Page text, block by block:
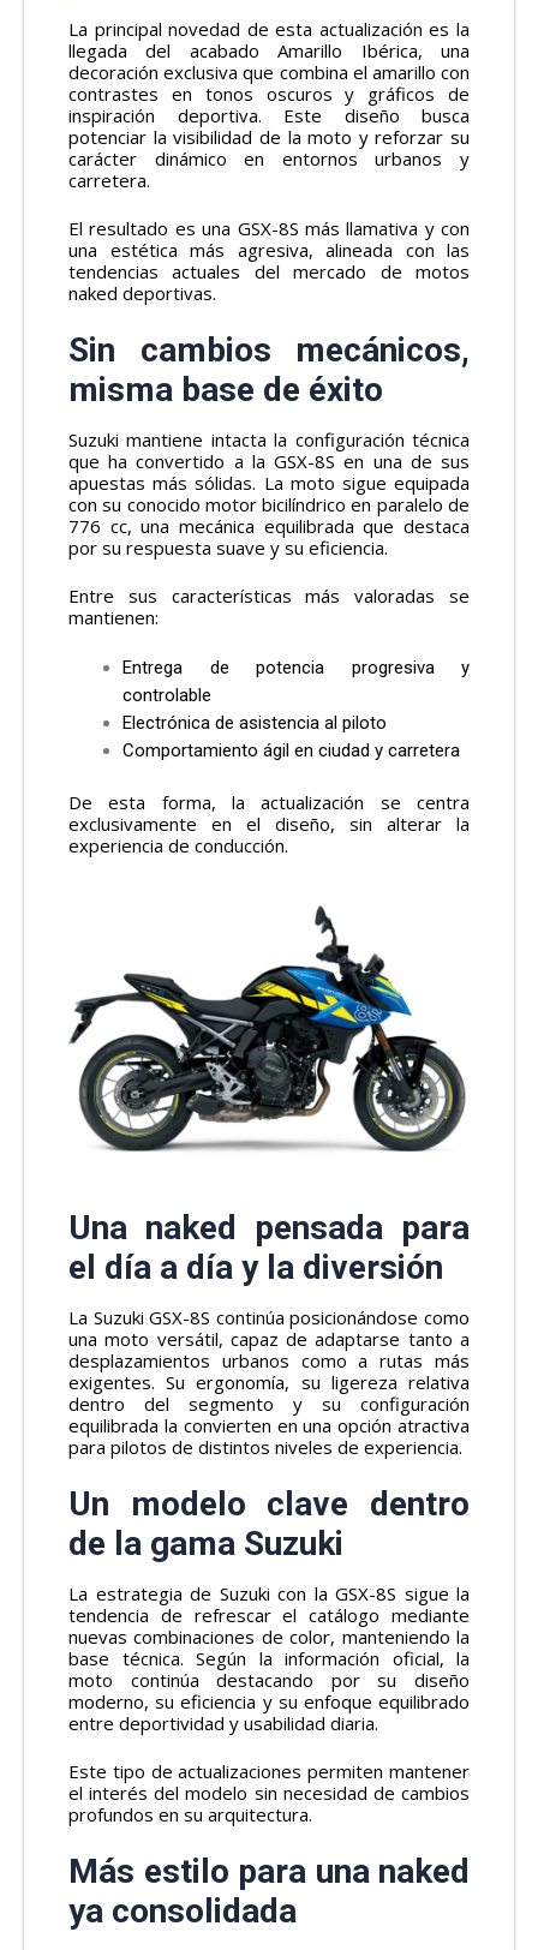
La principal novedad de esta actualización es la
llegada del acabado Amarillo Ibérica, una
decoración exclusiva que combina el amarillo con
contrastes en tonos oscuros y gráficos de
inspiración deportiva. Este diseño busca
potenciar la visibilidad de la moto y reforzar su
carácter dinámico en entornos urbanos y
carretera.
El resultado es una GSX-8S más llamativa y con
una estética más agresiva, alineada con las
tendencias actuales del mercado de motos
naked deportivas.
Sin cambios mecánicos,
misma base de éxito
Suzuki mantiene intacta la configuración técnica
que ha convertido a la GSX-8S en una de sus
apuestas más sólidas. La moto sigue equipada
con su conocido motor bicilíndrico en paralelo de
776 cc, una mecánica equilibrada que destaca
por su respuesta suave y su eficiencia.
Entre sus características más valoradas se
mantienen:
Entrega de potencia progresiva y
controlable
Electrónica de asistencia al piloto
Comportamiento ágil en ciudad y carretera
De esta forma, la actualización se centra
exclusivamente en el diseño, sin alterar la
experiencia de conducción.
Una naked pensada para
el día a día y la diversión
La Suzuki GSX-8S continúa posicionándose como
una moto versátil, capaz de adaptarse tanto a
desplazamientos urbanos como a rutas más
exigentes. Su ergonomía, su ligereza relativa
dentro del segmento y su configuración
equilibrada la convierten en una opción atractiva
para pilotos de distintos niveles de experiencia.
Un modelo clave dentro
de la gama Suzuki
La estrategia de Suzuki con la GSX-8S sigue la
tendencia de refrescar el catálogo mediante
nuevas combinaciones de color, manteniendo la
base técnica. Según la información oficial, la
moto continúa destacando por su diseño
moderno, su eficiencia y su enfoque equilibrado
entre deportividad y usabilidad diaria.
Este tipo de actualizaciones permiten mantener
el interés del modelo sin necesidad de cambios
profundos en su arquitectura.
Más estilo para una naked
ya consolidada